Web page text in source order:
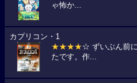
ゃ怖か...
カプリコン・1
★★★★☆ ずいぶん前
たです。作...